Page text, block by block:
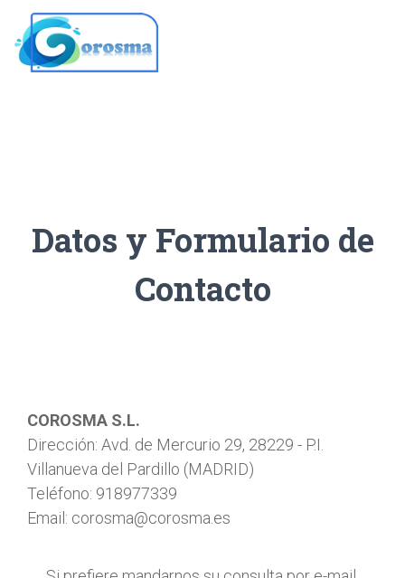
Datos y Formulario de
Contacto
COROSMA S.L.
Dirección: Avd. de Mercurio 29, 28229 - P.I.
Villanueva del Pardillo (MADRID)
Teléfono: 918977339
Email: corosma@corosma.es